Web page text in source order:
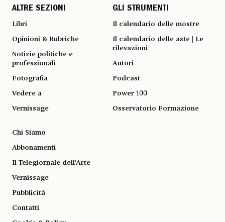
ALTRE SEZIONI
Libri
Opinioni & Rubriche
Notizie politiche e
professionali
Fotografia
Vedere a
Vernissage
GLI STRUMENTI
Il calendario delle mostre
Il calendario delle aste | Le
rilevazioni
Autori
Podcast
Power 100
Osservatorio Formazione
Chi Siamo
Abbonamenti
Il Telegiornale dell'Arte
Vernissage
Pubblicità
Contatti